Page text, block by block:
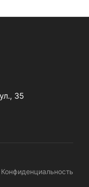
35
Конфиденциальность